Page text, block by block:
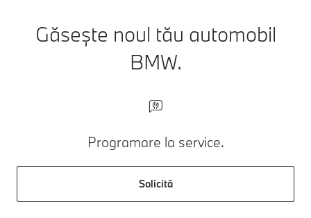
Găsește noul tău automobil
BMW.
Programare la service.
Solicită